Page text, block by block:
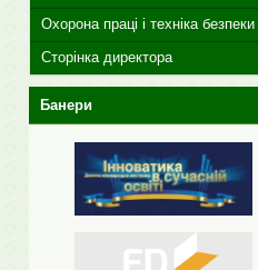
Охорона праці і техніка безпеки
Сторінка директора
Банери